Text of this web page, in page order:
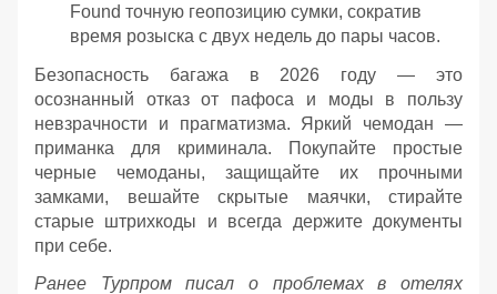
Found точную геопозицию сумки, сократив
время розыска с двух недель до пары часов.
Безопасность багажа в 2026 году — это
осознанный отказ от пафоса и моды в пользу
невзрачности и прагматизма. Яркий чемодан —
приманка для криминала. Покупайте простые
черные чемоданы, защищайте их прочными
замками, вешайте скрытые маячки, стирайте
старые штрихкоды и всегда держите документы
при себе.
Ранее Турпром писал о проблемах в отелях